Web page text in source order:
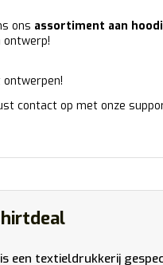
ons assortiment aan
ontwerp!
contact op met onze
een textieldrukkerij